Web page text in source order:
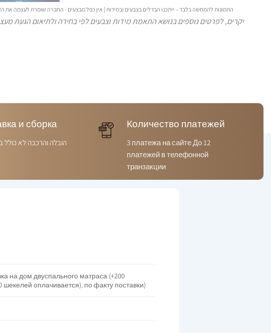
התמונות להמחשה בלבד – ייתכנו הבדלים בצבעים ובמידות | אין כפל מבצעים - החברה שומרת לעצמה
יקרים, לפרטים נוספים בנושא התאמת מידות וצבעים לפי בחירה ולתיאום הגעת
и сборка
הובלה והרכבה לא כולל
Количество платежей
3 платежа на сайте До 12
платежей в телефонной
транзакции
на дом двуспального матраса (+200
оплачивается). по факту поставки)